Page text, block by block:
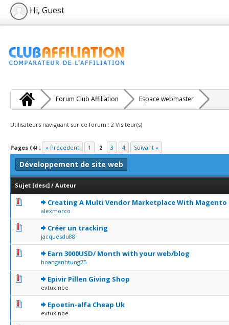
Hi, Guest
Forum Club Affiliation Espace webmaster
Utilisateurs naviguant sur ce forum : 2 Visiteur(s)
Pages (4) : « Précédent 1 2 3 4 Suivant »
Développement de site web
Sujet [desc] / Auteur
Creating A Multi Vendor Marketplace With Magento
alexmorco
0 Votes - 0 sur 5 en moyenne
1234 5
Créer un tracking
jacquesdu88
0 Votes - 0 sur 5 en moyenne
12345
Earn 3000USD/ Month with your web/blog
hoanganhtung75
1 Votes - 5 sur 5 en moyenne
12345
Epivir Pillen Giving Shop
evtuxinbe
0 Votes - 0 sur 5 en moyenne
12345
Epoetin-alfa Cheap Uk
evtuxinbe
0 Votes - 0 sur 5 en moyenne
1 2345